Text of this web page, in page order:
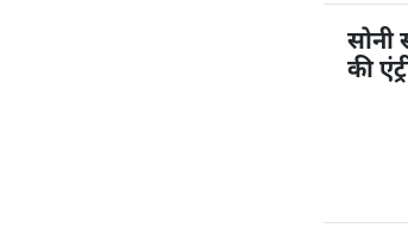
सोनी
की